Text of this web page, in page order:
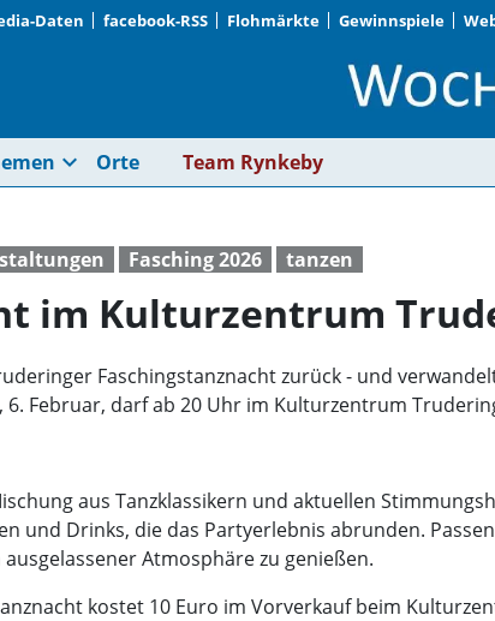
Daten facebook-RSS Flohmärkte Gewinnspiele
expand_more Orte Team Rynkeby
Fasching 2026 tanzen
im Kulturzentrum
Faschingstanznacht zurück - und
Februar, darf ab 20 Uhr im Kulturzentrum
aus Tanzklassikern und aktuellen
und Drinks, die das Partyerlebnis abrunden.
Atmosphäre zu genießen.
kostet 10 Euro im Vorverkauf beim